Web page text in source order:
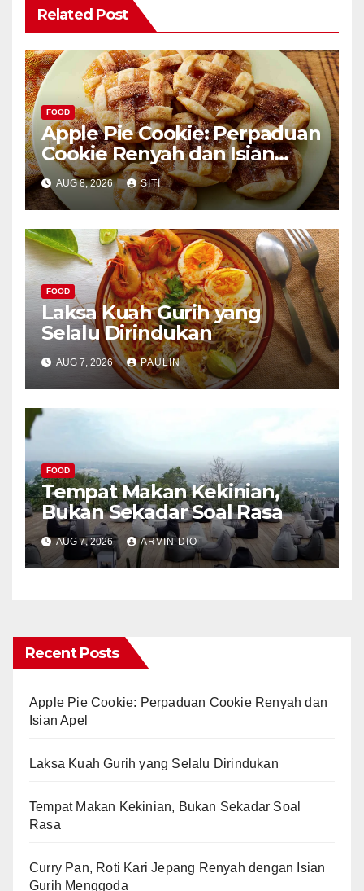
Related Post
FOOD
Apple Pie Cookie: Perpaduan
Cookie Renyah dan Isian
Apel
AUG 8, 2026 SITI
FOOD
Laksa Kuah Gurih yang
Selalu Dirindukan
AUG 7, 2026 PAULIN
FOOD
Tempat Makan Kekinian,
Bukan Sekadar Soal Rasa
AUG 7, 2026 ARVIN DIO
Recent Posts
Apple Pie Cookie: Perpaduan Cookie Renyah dan
Isian Apel
Laksa Kuah Gurih yang Selalu Dirindukan
Tempat Makan Kekinian, Bukan Sekadar Soal
Rasa
Curry Pan, Roti Kari Jepang Renyah dengan Isian
Gurih Menggoda